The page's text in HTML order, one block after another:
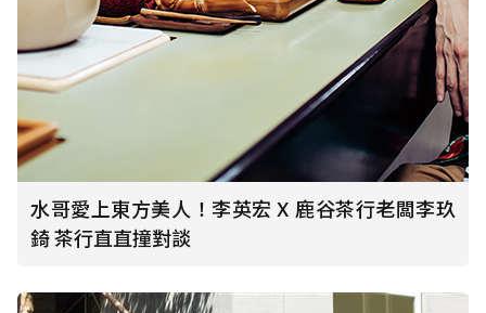
水哥愛上東方美人！李英宏 X 鹿谷茶行老闆李玖
錡 茶行直直撞對談